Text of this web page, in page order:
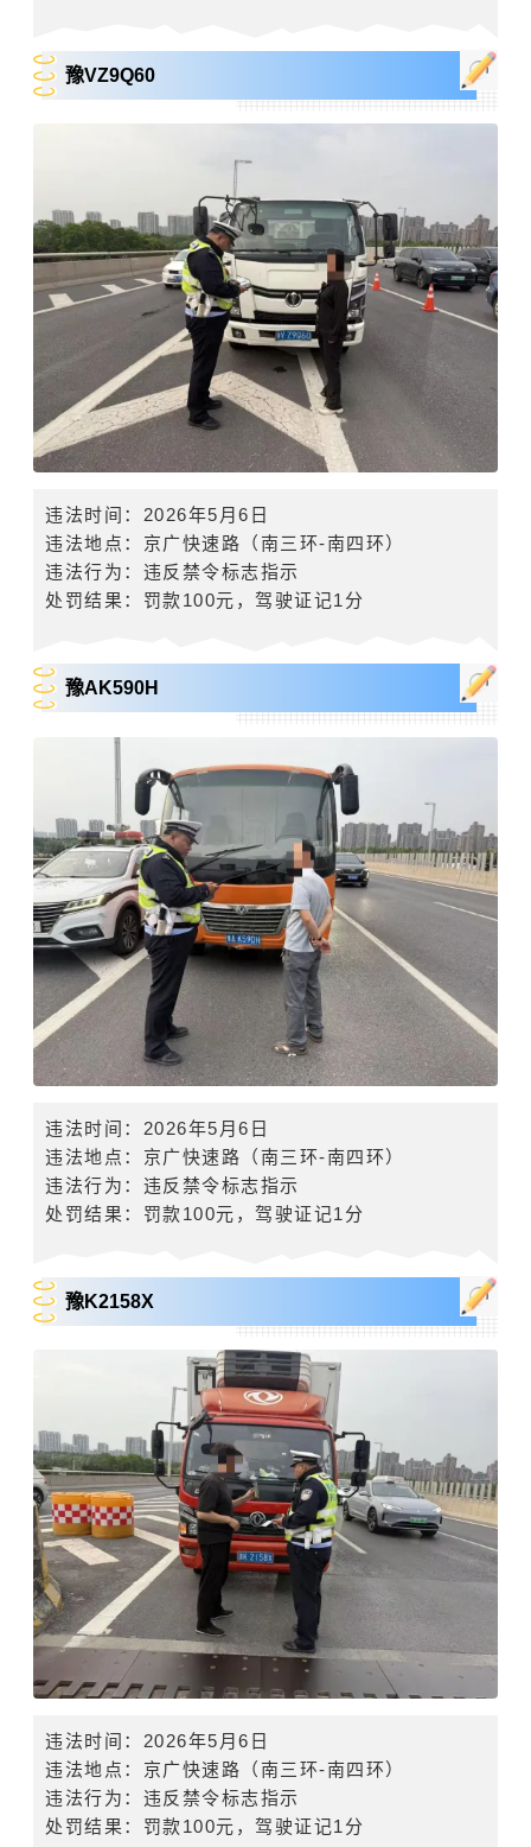
豫VZ9Q60
违法时间 ： 2026年5 月 6 日
违法地点： 京广快速路 （南三环-南四环）
违法行为：违反禁令标志指示
处罚结果：罚款100元，驾驶证记1 分
豫AK590H
违法时间 ： 2026年5 月 6 日
违法地点： 京广快速路 （南三环-南四环）
违法行为：违反禁令标志指示
处罚结果：罚款100元，驾驶证记1 分
豫K2158X
违法时间 ： 2026年5 月 6 日
违法地点： 京广快速路 （南三环-南四环）
违法行为：违反禁令标志指示
处罚结果：罚款100元，驾驶证记1 分